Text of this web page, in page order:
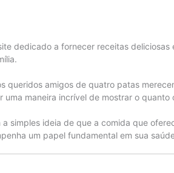
dedicado a fornecer receitas
queridos amigos de quatro patas
uma maneira incrível de mostrar o quanto
simples ideia de que a comida que
um papel fundamental em sua